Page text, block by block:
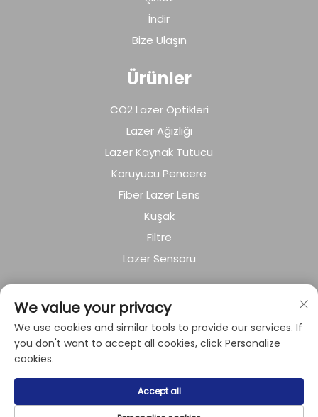
İndir
Bize Ulaşın
Ürünler
CO2 Lazer Optikleri
Lazer Ağızlığı
Lazer Kaynak Tutucu
Koruyucu Pencere
Fiber Lazer Lens
Kuşak
Filtre
Lazer Sensörü
ŞİRKET HAKKINDA
Gizlilik politikası
Telif hakkı © 2024 Shanghai Raysoar Electromechanical
Equipment Co., Ltd. tarafından sahiplenilmiştir.
We value your privacy
We use cookies and similar tools to provide our services. If
you don't want to accept all cookies, click Personalize
cookies.
Accept all